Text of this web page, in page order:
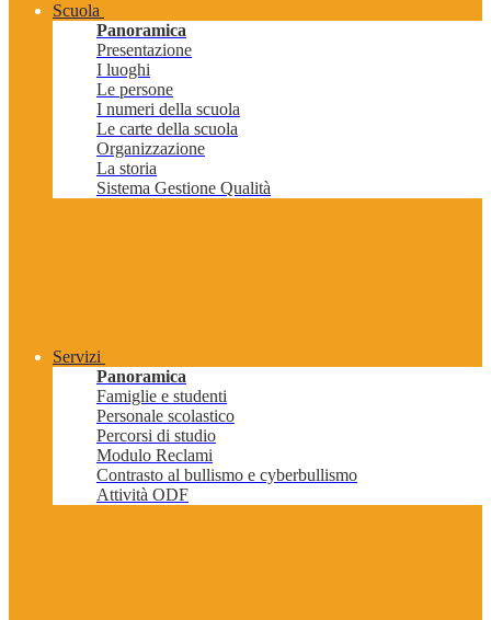
Scuola
Panoramica
Presentazione
I luoghi
Le persone
I numeri della scuola
Le carte della scuola
Organizzazione
La storia
Sistema Gestione Qualità
Servizi
Panoramica
Famiglie e studenti
Personale scolastico
Percorsi di studio
Modulo Reclami
Contrasto al bullismo e cyberbullismo
Attività ODF